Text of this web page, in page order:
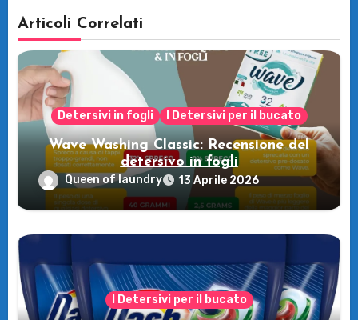
Articoli Correlati
Detersivi in fogli I Detersivi per il bucato
Wave Washing Classic: Recensione del
detersivo in fogli
Queen of laundry 13 Aprile 2026
I Detersivi per il bucato